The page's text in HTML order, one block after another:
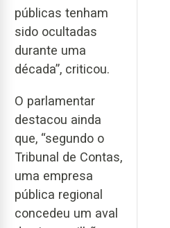
públicas tenham
sido ocultadas
durante uma
década”, criticou.
O parlamentar
destacou ainda
que, “segundo o
Tribunal de Contas,
uma empresa
pública regional
concedeu um aval